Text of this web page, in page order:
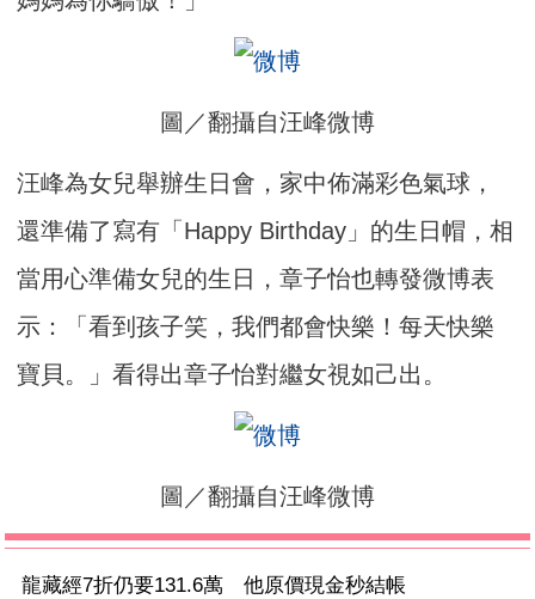
圖／翻攝自汪峰微博
汪峰為女兒舉辦生日會，家中佈滿彩色氣球，
還準備了寫有「Happy Birthday」的生日帽，相
當用心準備女兒的生日，章子怡也轉發微博表
示：「看到孩子笑，我們都會快樂！每天快樂
寶貝。」看得出章子怡對繼女視如己出。
圖／翻攝自汪峰微博
龍藏經7折仍要131.6萬 他原價現金秒結帳